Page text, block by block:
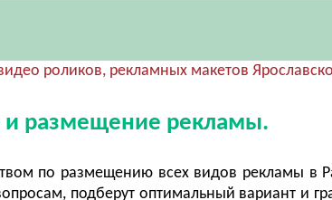
роликов, рекламных макетов
и размещение рекламы.
по размещению всех видов рекламы в
подберут оптимальный вариант и